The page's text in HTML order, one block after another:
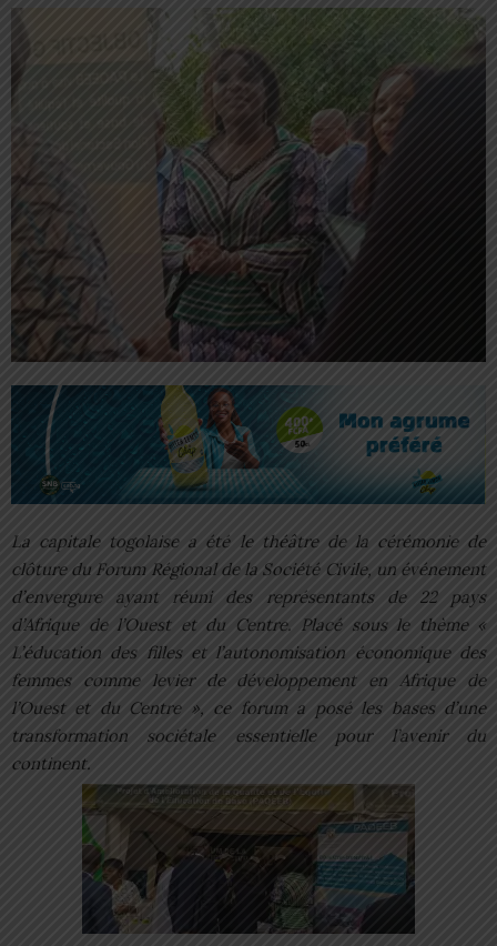
La capitale togolaise a été le théâtre de la cérémonie de
clôture du Forum Régional de la Société Civile, un événement
d’envergure ayant réuni des représentants de 22 pays
d’Afrique de l’Ouest et du Centre. Placé sous le thème «
L’éducation des filles et l’autonomisation économique des
femmes comme levier de développement en Afrique de
l’Ouest et du Centre », ce forum a posé les bases d’une
transformation sociétale essentielle pour l’avenir du
continent.